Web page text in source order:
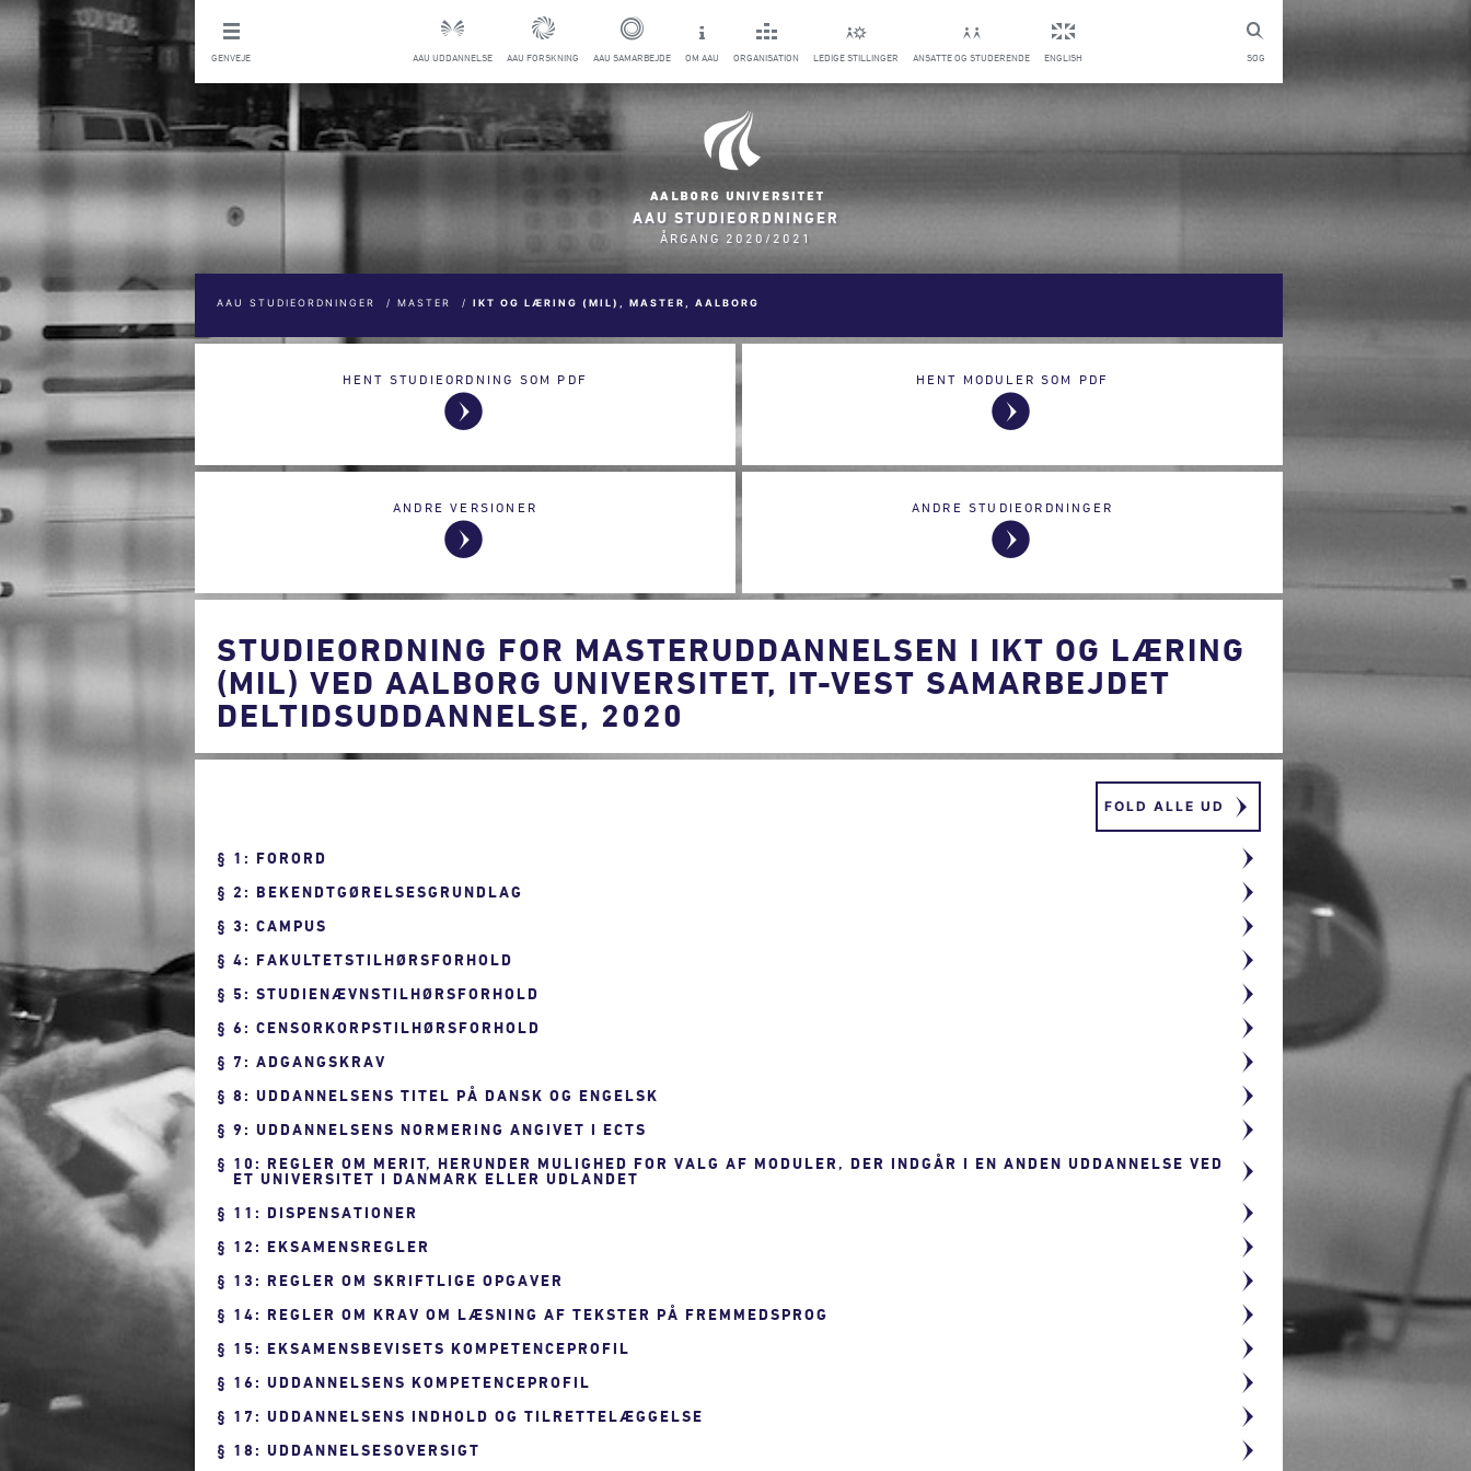
SØG
GENVEJE AAU UDDANNELSE AAU FORSKNING AAU SAMARBEJDE OM AAU ORGANISATION LEDIGE STILLINGER ANSATTE OG STUDERENDE ENGLISH
AAU STUDIEORDNINGER
ÅRGANG 2020/2021
AAU STUDIEORDNINGER / MASTER / IKT OG LÆRING (MIL), MASTER, AALBORG
HENT STUDIEORDNING SOM PDF HENT MODULER SOM PDF
ANDRE VERSIONER ANDRE STUDIEORDNINGER
STUDIEORDNING FOR MASTERUDDANNELSEN I IKT OG LÆRING
(MIL) VED AALBORG UNIVERSITET, IT-VEST SAMARBEJDET
DELTIDSUDDANNELSE, 2020
FOLD ALLE UD
1: FORORD
2: BEKENDTGØRELSESGRUNDLAG
3: CAMPUS
4: FAKULTETSTILHØRSFORHOLD
5: STUDIENÆVNSTILHØRSFORHOLD
6: CENSORKORPSTILHØRSFORHOLD
7: ADGANGSKRAV
8: UDDANNELSENS TITEL PÅ DANSK OG ENGELSK
9: UDDANNELSENS NORMERING ANGIVET I ECTS
10: REGLER OM MERIT, HERUNDER MULIGHED FOR VALG AF MODULER, DER INDGÅR I EN ANDEN UDDANNELSE VED
ET UNIVERSITET I DANMARK ELLER UDLANDET
11: DISPENSATIONER
12: EKSAMENSREGLER
13: REGLER OM SKRIFTLIGE OPGAVER
14: REGLER OM KRAV OM LÆSNING AF TEKSTER PÅ FREMMEDSPROG
15: EKSAMENSBEVISETS KOMPETENCEPROFIL
16: UDDANNELSENS KOMPETENCEPROFIL
17: UDDANNELSENS INDHOLD OG TILRETTELÆGGELSE
18: UDDANNELSESOVERSIGT